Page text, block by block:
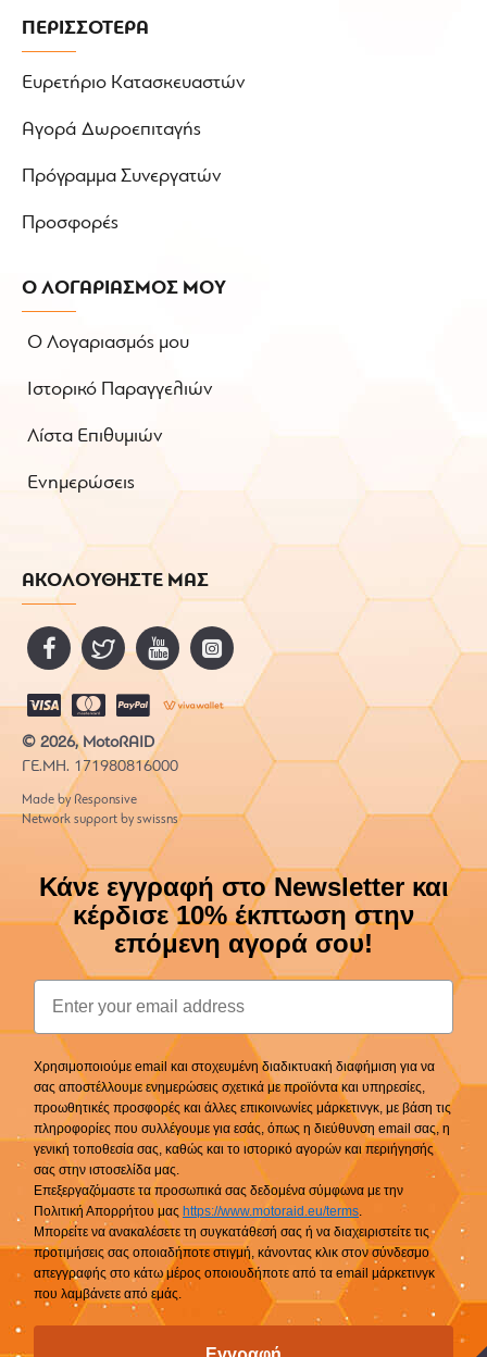
ΠΕΡΙΣΣΟΤΕΡΑ
Ευρετήριο Κατασκευαστών
Αγορά Δωροεπιταγής
Πρόγραμμα Συνεργατών
Προσφορές
Ο ΛΟΓΑΡΙΑΣΜΟΣ ΜΟΥ
Ο Λογαριασμός μου
Ιστορικό Παραγγελιών
Λίστα Επιθυμιών
Ενημερώσεις
ΑΚΟΛΟΥΘΗΣΤΕ ΜΑΣ
© 2026, MotoRAID
ΓΕ.ΜΗ. 171980816000
Made by Responsive
Network support by swissns
Κάνε εγγραφή στο Newsletter και
κέρδισε 10% έκπτωση στην
επόμενη αγορά σου!
Email
Χρησιμοποιούμε email και στοχευμένη διαδικτυακή διαφήμιση για να
σας αποστέλλουμε ενημερώσεις σχετικά με προϊόντα και υπηρεσίες,
προωθητικές προσφορές και άλλες επικοινωνίες μάρκετινγκ, με βάση τις
πληροφορίες που συλλέγουμε για εσάς, όπως η διεύθυνση email σας, η
γενική τοποθεσία σας, καθώς και το ιστορικό αγορών και περιήγησής
σας στην ιστοσελίδα μας.
Επεξεργαζόμαστε τα προσωπικά σας δεδομένα σύμφωνα με την
Πολιτική Απορρήτου μας https://www.motoraid.eu/terms.
Μπορείτε να ανακαλέσετε τη συγκατάθεσή σας ή να διαχειριστείτε τις
προτιμήσεις σας οποιαδήποτε στιγμή, κάνοντας κλικ στον σύνδεσμο
απεγγραφής στο κάτω μέρος οποιουδήποτε από τα email μάρκετινγκ
που λαμβάνετε από εμάς.